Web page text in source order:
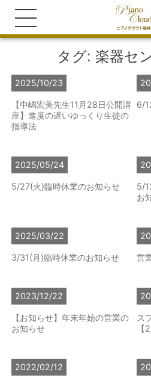
タグ: 楽器セ
2025/10/23
【中嶋宏美先生11月28日公開講
座】進度の遅いゆっくり生徒の
指導法
6/
2025/05/24
5/27(火)臨時休業のお知らせ
5/
お
2025/03/22
3/31(月)臨時休業のお知らせ 営
2023/12/22
【お知らせ】年末年始の営業の
お知らせ
ス
2022/02/12